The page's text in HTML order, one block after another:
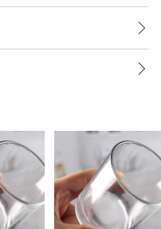
içermez, doğaya zarar